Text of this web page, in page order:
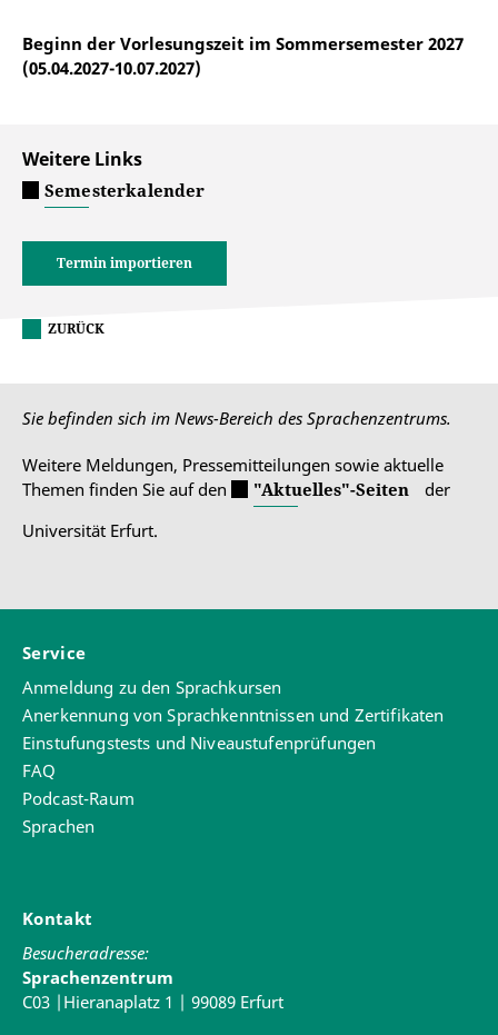
Beginn der Vorlesungszeit im Sommersemester 2027
(05.04.2027-10.07.2027)
Weitere Links
Semesterkalender
Termin importieren
ZURÜCK
Sie befinden sich im News-Bereich des Sprachenzentrums.
Weitere Meldungen, Pressemitteilungen sowie aktuelle
Themen finden Sie auf den
"Aktuelles"-Seiten
der
Universität Erfurt.
Service
Anmeldung zu den Sprachkursen
Anerkennung von Sprachkenntnissen und Zertifikaten
Einstufungstests und Niveaustufenprüfungen
FAQ
Podcast-Raum
Sprachen
Kontakt
Besucheradresse:
Sprachenzentrum
C03 |Hieranaplatz 1 | 99089 Erfurt